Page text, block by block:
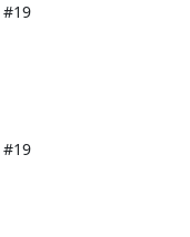
#19
#19